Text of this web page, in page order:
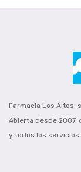
Farmacia Los Altos,
Abierta desde 2007,
y todos los servicios..